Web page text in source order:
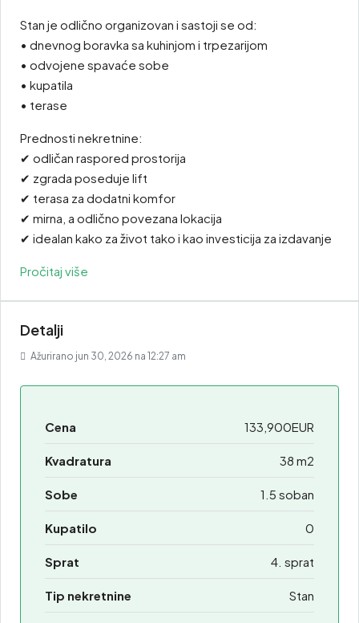
Stan je odlično organizovan i sastoji se od:
• dnevnog boravka sa kuhinjom i trpezarijom
• odvojene spavaće sobe
• kupatila
• terase
Prednosti nekretnine:
✔ odličan raspored prostorija
✔ zgrada poseduje lift
✔ terasa za dodatni komfor
✔ mirna, a odlično povezana lokacija
✔ idealan kako za život tako i kao investicija za izdavanje
Pročitaj više
Detalji
Ažurirano jun 30, 2026 na 12:27 am
Cena 133,900EUR
Kvadratura 38 m2
Sobe 1.5 soban
Kupatilo 0
Sprat 4. sprat
Tip nekretnine Stan